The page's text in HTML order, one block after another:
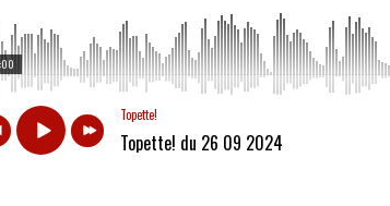
Topette!
Topette! du 26 09 2024